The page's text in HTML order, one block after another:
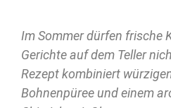
Im Sommer dürfen frische
Gerichte auf dem Teller
Rezept kombiniert
Bohnenpüree und einem